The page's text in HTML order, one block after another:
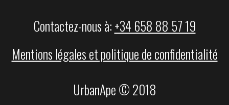
Contactez-nous à:+34 658 88 57 19
Mentions légales et politique de confidentialité
UrbanApe © 2018